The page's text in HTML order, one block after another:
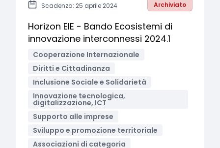
Scadenza: 25 aprile 2024 Archiviato
Horizon EIE - Bando Ecosistemi di
innovazione interconnessi 2024.1
Cooperazione Internazionale
Diritti e Cittadinanza
Inclusione Sociale e Solidarietà
Innovazione tecnologica,
digitalizzazione, ICT
Supporto alle imprese
Sviluppo e promozione territoriale
Associazioni di categoria